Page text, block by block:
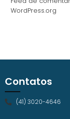
WordPress.org
Contatos
(41) 3020-4646